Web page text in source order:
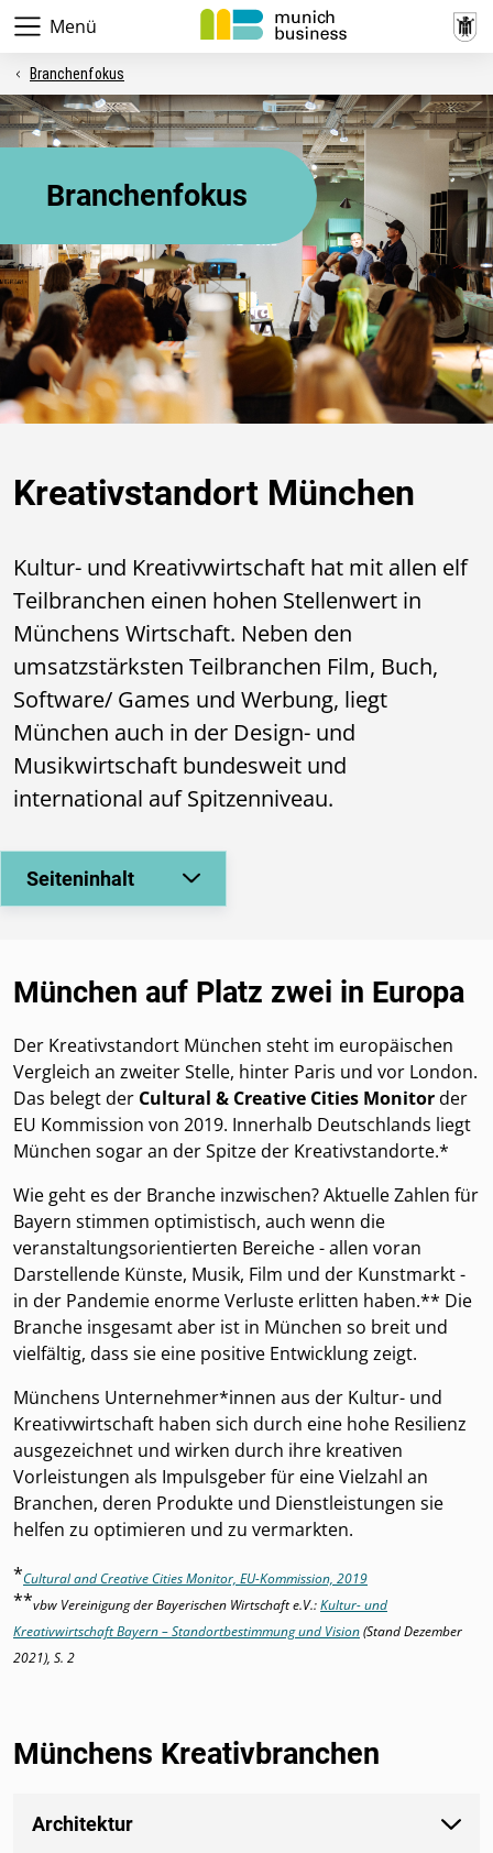
Menü
Branchenfokus
Branchenfokus
Kreativstandort München
Kultur- und Kreativwirtschaft hat mit allen elf
Teilbranchen einen hohen Stellenwert in
Münchens Wirtschaft. Neben den
umsatzstärksten Teilbranchen Film, Buch,
Software/ Games und Werbung, liegt
München auch in der Design- und
Musikwirtschaft bundesweit und
international auf Spitzenniveau.
Seiteninhalt
München auf Platz zwei in Europa
Der Kreativstandort München steht im europäischen
Vergleich an zweiter Stelle, hinter Paris und vor London.
Das belegt der Cultural & Creative Cities Monitorder
EU Kommission von 2019. Innerhalb Deutschlands liegt
München sogar an der Spitze der Kreativstandorte.*
Wie geht es der Branche inzwischen? Aktuelle Zahlen für
Bayern stimmen optimistisch, auch wenn die
veranstaltungsorientierten Bereiche - allen voran
Darstellende Künste, Musik, Film und der Kunstmarkt -
in der Pandemie enorme Verluste erlitten haben.** Die
Branche insgesamt aber ist in München so breit und
vielfältig, dass sie eine positive Entwicklung zeigt.
Münchens Unternehmer*innen aus der Kultur- und
Kreativwirtschaft haben sich durch eine hohe Resilienz
ausgezeichnet und wirken durch ihre kreativen
Vorleistungen als Impulsgeber für eine Vielzahl an
Branchen, deren Produkte und Dienstleistungen sie
helfen zu optimieren und zu vermarkten.
*Cultural and Creative Cities Monitor, EU-Kommission, 2019
**vbw Vereinigung der Bayerischen Wirtschaft e.V.:Kultur- und
Kreativwirtschaft Bayern – Standortbe­stimmung und Vision(Stand Dezember
2021), S. 2
Münchens Kreativbranchen
Architektur